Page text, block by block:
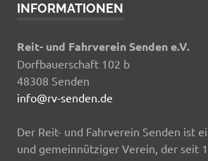
INFORMATIONEN
Reit- und Fahrverein Senden e.V.
Dorfbauerschaft 102 b
48308 Senden
info@rv-senden.de
Der Reit- und Fahrverein Senden ist
und gemeinnütziger Verein, der seit